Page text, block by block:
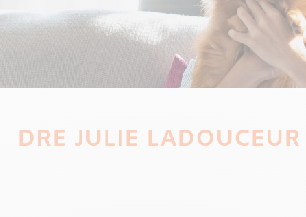
DRE JULIE LADOUCEUR